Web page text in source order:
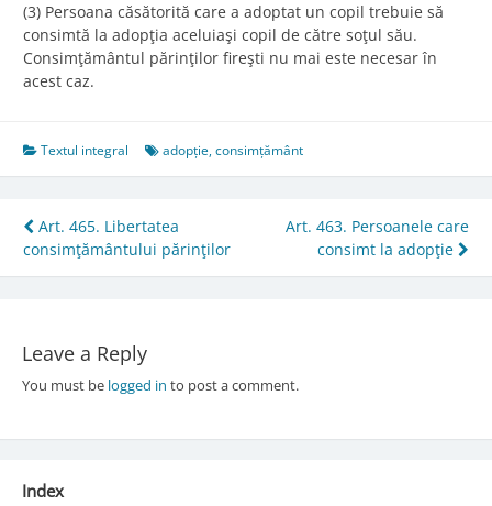
(3) Persoana căsătorită care a adoptat un copil trebuie să
consimtă la adopţia aceluiaşi copil de către soţul său.
Consimţământul părinţilor fireşti nu mai este necesar în
acest caz.
Textul integral adopție,consimțământ
Post
navigation
Art. 465. Libertatea
consimţământului părinţilor
Art. 463. Persoanele care
consimt la adopţie
Leave a Reply
You must be logged in to post a comment.
Index